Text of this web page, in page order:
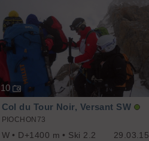
10
29.03.15
Col du Tour Noir, Versant SW
PIOCHON73
W • D+1400 m • Ski 2.2